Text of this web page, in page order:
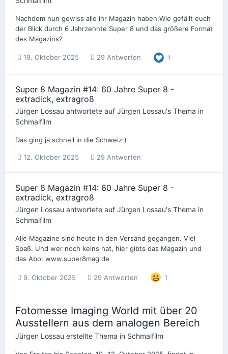
Nachdem nun gewiss alle ihr Magazin haben:Wie gefällt euch
der Blick durch 6 Jahrzehnte Super 8 und das größere Format
des Magazins?
19. Oktober 2025 29 Antworten 1
Super 8 Magazin #14: 60 Jahre Super 8 -
extradick, extragroß
Jürgen Lossau antwortete auf Jürgen Lossau's Thema in
Schmalfilm
Das ging ja schnell in die Schweiz:)
12. Oktober 2025 29 Antworten
Super 8 Magazin #14: 60 Jahre Super 8 -
extradick, extragroß
Jürgen Lossau antwortete auf Jürgen Lossau's Thema in
Schmalfilm
Alle Magazine sind heute in den Versand gegangen. Viel
Spaß. Und wer noch keins hat, hier gibts das Magazin und
das Abo: www.super8mag.de
9. Oktober 2025 29 Antworten 1
Fotomesse Imaging World mit über 20
Ausstellern aus dem analogen Bereich
Jürgen Lossau erstellte Thema in Schmalfilm